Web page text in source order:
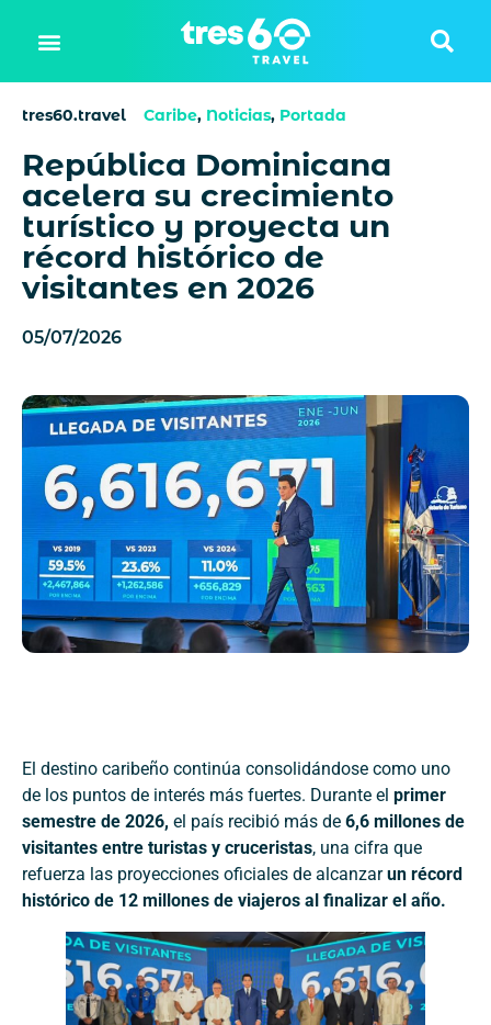
tres60.travel Caribe, Noticias, Portada
República Dominicana
acelera su crecimiento
turístico y proyecta un
récord histórico de
visitantes en 2026
05/07/2026
El destino caribeño continúa consolidándose como uno
de los puntos de interés más fuertes. Durante el primer
semestre de 2026, el país recibió más de 6,6 millones de
visitantes entre turistas y cruceristas, una cifra que
refuerza las proyecciones oficiales de alcanzarun récord
histórico de 12 millones de viajeros al finalizar el año.